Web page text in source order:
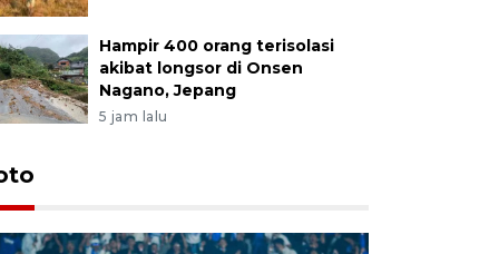
Hampir 400 orang terisolasi
akibat longsor di Onsen
Nagano, Jepang
5 jam lalu